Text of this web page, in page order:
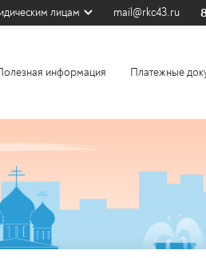
лицам mail@rkc43.ru
информация Платежные